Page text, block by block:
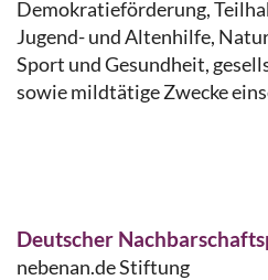
Demokratieförderung,
Jugend- und Altenhilfe,
Sport und Gesundheit,
sowie mildtätige Zwecke
Deutscher
nebenan.de Stiftung